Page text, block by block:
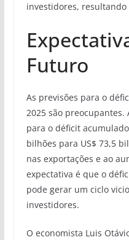
investidores,
Futuro
As previsões para o
2025 são preocupantes.
para o déficit
bilhões para US$ 73,5
nas exportações e ao
expectativa é que o
pode gerar um ciclo
investidores.
O economista Luis